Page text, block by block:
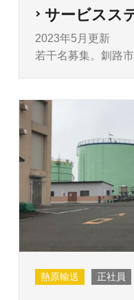
サービスス
2023年5月更新
若干名募集。釧路
熱原輸送 正社員